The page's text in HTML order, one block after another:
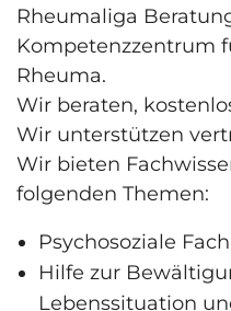
Rheumaliga
Kompetenzzentrum
Rheuma.
Wir beraten,
Wir unterstützen
Wir bieten
folgenden Themen:
Psychosoziale
Hilfe zur
Lebenssituation